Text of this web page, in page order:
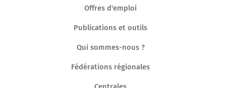
Offres d'emploi
Publications et outils
Qui sommes-nous ?
Fédérations régionales